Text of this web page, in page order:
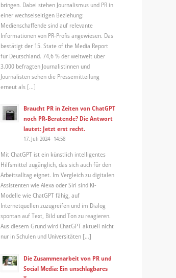
bringen. Dabei stehen Journalismus und PR in
einer wechselseitigen Beziehung:
Medienschaffende sind auf relevante
Informationen von PR-Profis angewiesen. Das
bestätigt der 15. State of the Media Report
für Deutschland. 74,6 % der weltweit über
3.000 befragten Journalistinnen und
Journalisten sehen die Pressemitteilung
erneut als […]
Braucht PR in Zeiten von ChatGPT
noch PR-Beratende? Die Antwort
lautet: Jetzt erst recht.
17. Juli 2024 - 14:58
Mit ChatGPT ist ein künstlich intelligentes
Hilfsmittel zugänglich, das sich auch für den
Arbeitsalltag eignet. Im Vergleich zu digitalen
Assistenten wie Alexa oder Siri sind KI-
Modelle wie ChatGPT fähig, auf
Internetquellen zuzugreifen und im Dialog
spontan auf Text, Bild und Ton zu reagieren.
Aus diesem Grund wird ChatGPT aktuell nicht
nur in Schulen und Universitäten […]
Die Zusammenarbeit von PR und
Social Media: Ein unschlagbares